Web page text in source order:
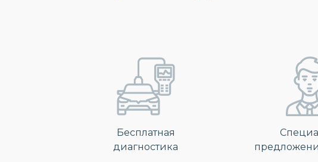
Бесплатная
диагностика